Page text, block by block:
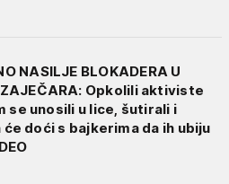
NASILJE BLOKADERA U
ZAJEČARA: Opkolili aktiviste
se unosili u lice, šutirali i
doći s bajkerima da ih ubiju